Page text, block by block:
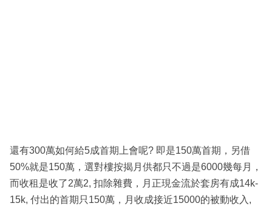
還有300萬如何給5成首期上會呢? 即是150萬首期，另借
50%就是150萬，選對樓按揭月供都只不過是6000幾每月，
而收租是收了2萬2, 扣除雜費，月正現金流於套房有成14k-
15k, 付出的首期只150萬，月收成接近15000的被動收入,